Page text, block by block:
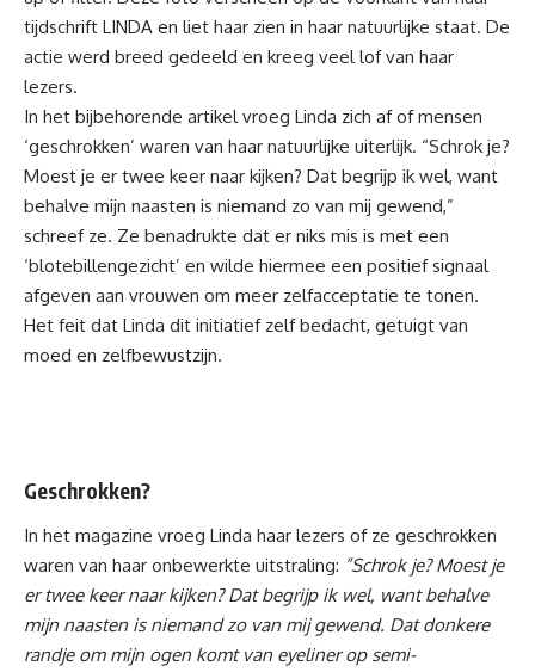
tijdschrift LINDA en liet haar zien in haar natuurlijke staat. De
actie werd breed gedeeld en kreeg veel lof van haar
lezers.
In het bijbehorende artikel vroeg Linda zich af of mensen
‘geschrokken’ waren van haar natuurlijke uiterlijk. “Schrok je?
Moest je er twee keer naar kijken? Dat begrijp ik wel, want
behalve mijn naasten is niemand zo van mij gewend,”
schreef ze. Ze benadrukte dat er niks mis is met een
‘blotebillengezicht’ en wilde hiermee een positief signaal
afgeven aan vrouwen om meer zelfacceptatie te tonen.
Het feit dat Linda dit initiatief zelf bedacht, getuigt van
moed en zelfbewustzijn.
Geschrokken?
In het magazine vroeg Linda haar lezers of ze geschrokken
waren van haar onbewerkte uitstraling: ”Schrok je? Moest je
er twee keer naar kijken? Dat begrijp ik wel, want behalve
mijn naasten is niemand zo van mij gewend. Dat donkere
randje om mijn ogen komt van eyeliner op semi-